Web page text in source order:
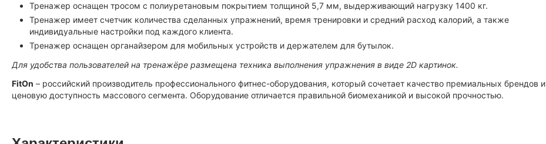
Тренажер оснащен тросом с полиуретановым покрытием толщиной 5,7 мм, выдерживающий нагрузку 1400 кг.
Тренажер имеет счетчик количества сделанных упражнений, время тренировки и средний расход калорий, а также
индивидуальные настройки под каждого клиента.
Тренажер оснащен органайзером для мобильных устройств и держателем для бутылок.
Для удобства пользователей на тренажёре размещена техника выполнения упражнения в виде 2D картинок.
FitOn – российский производитель профессионального фитнес-оборудования, который сочетает качество премиальных брендов и
ценовую доступность массового сегмента. Оборудование отличается правильной биомеханикой и высокой прочностью.